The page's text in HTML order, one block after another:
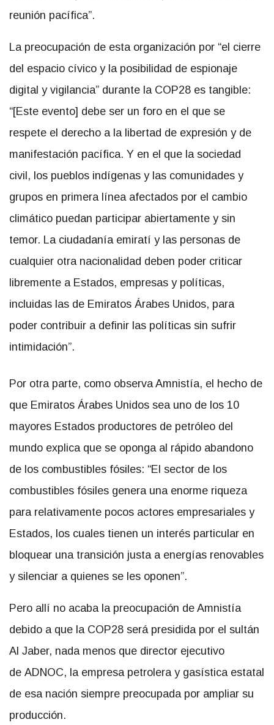
reunión pacífica”.
La preocupación de esta organización por “el cierre
del espacio cívico y la posibilidad de espionaje
digital y vigilancia” durante la COP28 es tangible:
“[Este evento] debe ser un foro en el que se
respete el derecho a la libertad de expresión y de
manifestación pacífica. Y en el que la sociedad
civil, los pueblos indígenas y las comunidades y
grupos en primera línea afectados por el cambio
climático puedan participar abiertamente y sin
temor. La ciudadanía emiratí y las personas de
cualquier otra nacionalidad deben poder criticar
libremente a Estados, empresas y políticas,
incluidas las de Emiratos Árabes Unidos, para
poder contribuir a definir las políticas sin sufrir
intimidación”.
Por otra parte, como observa Amnistía, el hecho de
que Emiratos Árabes Unidos sea uno de los 10
mayores Estados productores de petróleo del
mundo explica que se oponga al rápido abandono
de los combustibles fósiles: “El sector de los
combustibles fósiles genera una enorme riqueza
para relativamente pocos actores empresariales y
Estados, los cuales tienen un interés particular en
bloquear una transición justa a energías renovables
y silenciar a quienes se les oponen”.
Pero allí no acaba la preocupación de Amnistía
debido a que la COP28 será presidida por el sultán
Al Jaber, nada menos que director ejecutivo
de ADNOC, la empresa petrolera y gasística estatal
de esa nación siempre preocupada por ampliar su
producción.